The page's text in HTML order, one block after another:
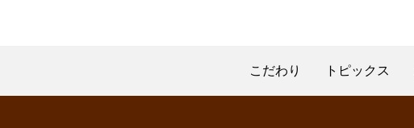
こだわり トピックス